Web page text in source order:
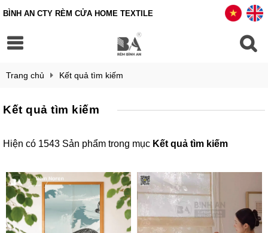
BÌNH AN CTY RÈM CỬA HOME TEXTILE
Trang chủ Kết quả tìm kiếm
Kết quả tìm kiếm
Hiện có 1543 Sản phẩm trong mục Kết quả tìm kiếm